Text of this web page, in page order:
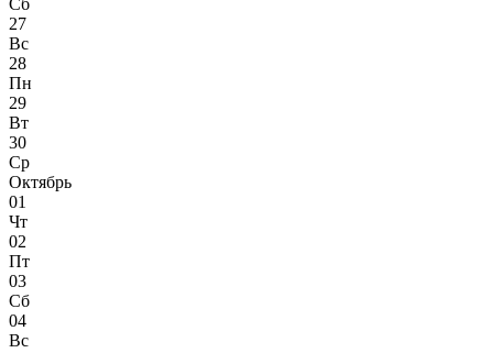
Сб
27
Вс
28
Пн
29
Вт
30
Ср
Октябрь
01
Чт
02
Пт
03
Сб
04
Вс